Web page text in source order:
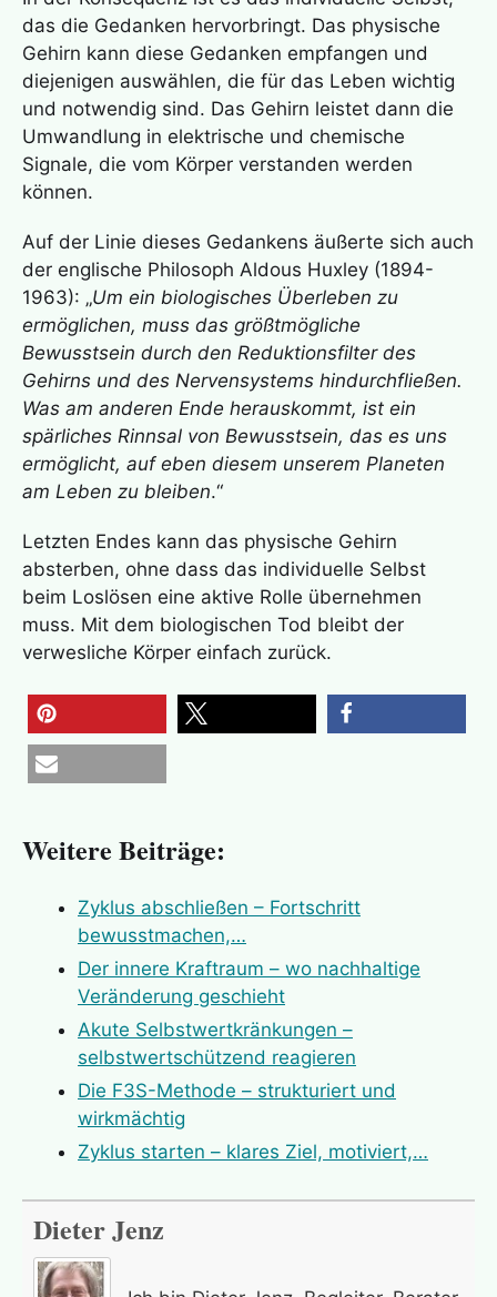
das die Gedanken hervorbringt. Das physische
Gehirn kann diese Gedanken empfangen und
diejenigen auswählen, die für das Leben wichtig
und notwendig sind. Das Gehirn leistet dann die
Umwandlung in elektrische und chemische
Signale, die vom Körper verstanden werden
können.
Auf der Linie dieses Gedankens äußerte sich auch
der englische Philosoph Aldous Huxley (1894-
1963): „Um ein biologisches Überleben zu
ermöglichen, muss das größtmögliche
Bewusstsein durch den Reduktionsfilter des
Gehirns und des Nervensystems hindurchfließen.
Was am anderen Ende herauskommt, ist ein
spärliches Rinnsal von Bewusstsein, das es uns
ermöglicht, auf eben diesem unserem Planeten
am Leben zu bleiben.“
Letzten Endes kann das physische Gehirn
absterben, ohne dass das individuelle Selbst
beim Loslösen eine aktive Rolle übernehmen
muss. Mit dem biologischen Tod bleibt der
verwesliche Körper einfach zurück.
merken
Weitere Beiträge:
Zyklus abschließen – Fortschritt
bewusstmachen,…
Der innere Kraftraum – wo nachhaltige
Veränderung geschieht
Akute Selbstwertkränkungen –
selbstwertschützend reagieren
Die F3S-Methode – strukturiert und
wirkmächtig
Zyklus starten – klares Ziel, motiviert,…
Dieter Jenz